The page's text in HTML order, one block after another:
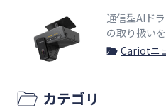
通信型AIド
の取り扱い
Cariotニ
カテゴリ